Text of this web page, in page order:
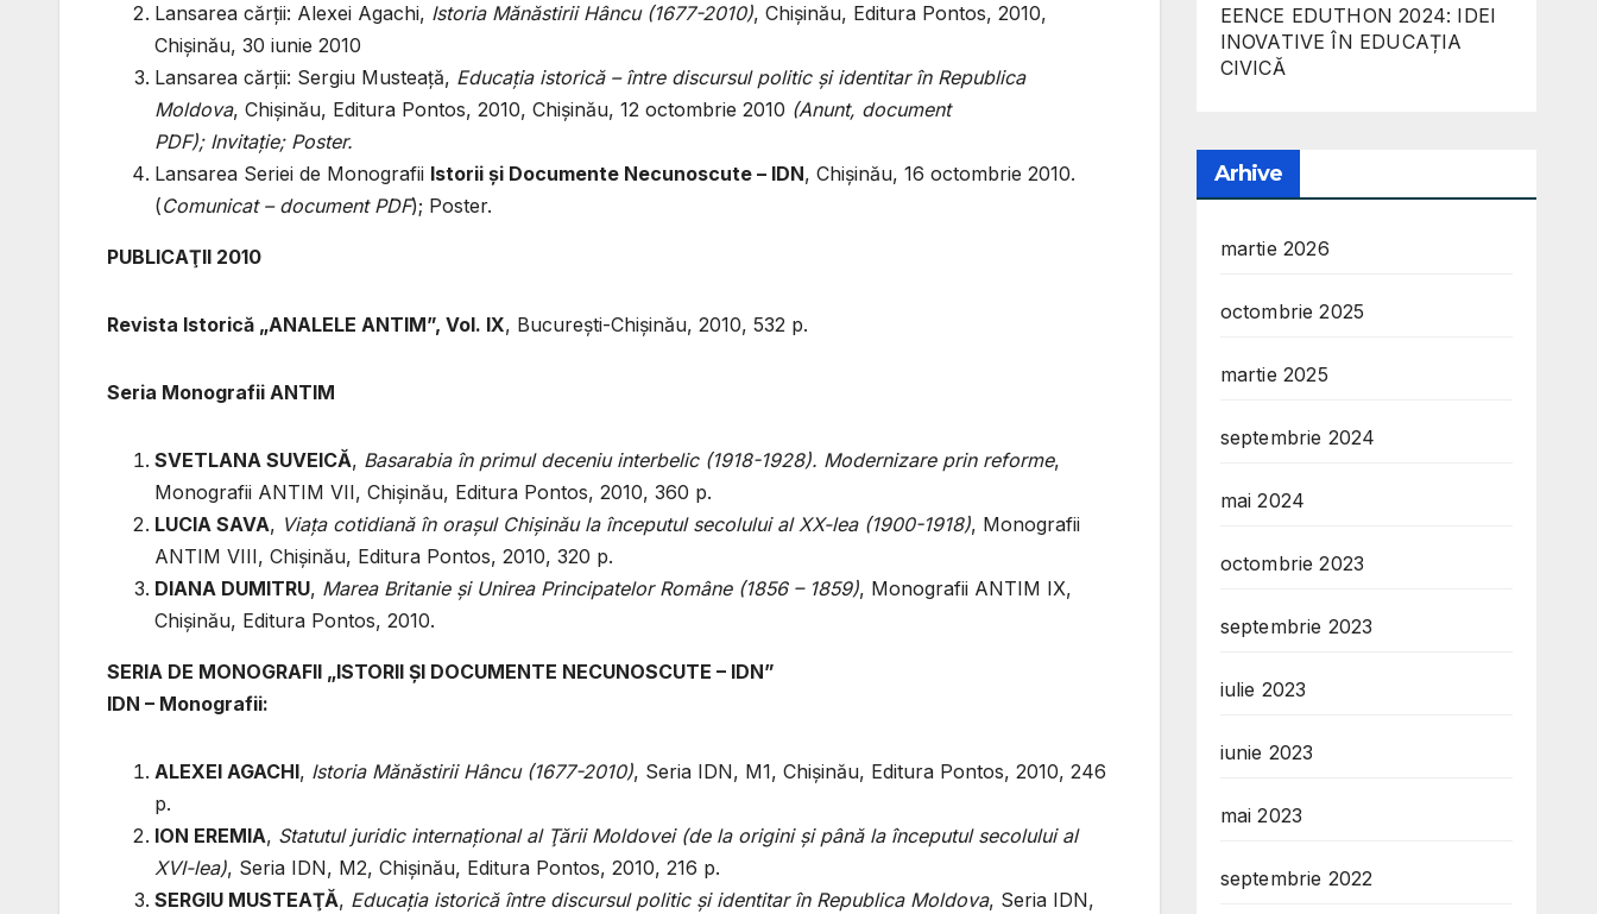
Lansarea cărţii: Alexei Agachi, Istoria Mănăstirii Hâncu (1677-2010), Chişinău, Editura Pontos, 2010,
Chişinău, 30 iunie 2010
Lansarea cărţii: Sergiu Musteaţă, Educaţia istorică – între discursul politic şi identitar în Republica
Moldova, Chişinău, Editura Pontos, 2010, Chişinău, 12 octombrie 2010 (Anunt, document
PDF); Invitaţie; Poster.
Lansarea Seriei de Monografii Istorii şi Documente Necunoscute – IDN, Chişinău, 16 octombrie 2010.
(Comunicat – document PDF); Poster.
PUBLICAŢII 2010
Revista Istorică „ANALELE ANTIM”, Vol. IX, Bucureşti-Chişinău, 2010, 532 p.
Seria Monografii ANTIM
SVETLANA SUVEICĂ, Basarabia în primul deceniu interbelic (1918-1928). Modernizare prin reforme,
Monografii ANTIM VII, Chişinău, Editura Pontos, 2010, 360 p.
LUCIA SAVA, Viaţa cotidiană în oraşul Chişinău la începutul secolului al XX-lea (1900-1918), Monografii
ANTIM VIII, Chişinău, Editura Pontos, 2010, 320 p.
DIANA DUMITRU, Marea Britanie şi Unirea Principatelor Române (1856 – 1859), Monografii ANTIM IX,
Chişinău, Editura Pontos, 2010.
SERIA DE MONOGRAFII „ISTORII ŞI DOCUMENTE NECUNOSCUTE – IDN”
IDN – Monografii:
ALEXEI AGACHI, Istoria Mănăstirii Hâncu (1677-2010), Seria IDN, M1, Chişinău, Editura Pontos, 2010, 246
p.
ION EREMIA, Statutul juridic internaţional al Ţării Moldovei (de la origini şi până la începutul secolului al
XVI-lea), Seria IDN, M2, Chişinău, Editura Pontos, 2010, 216 p.
SERGIU MUSTEAŢĂ, Educaţia istorică între discursul politic şi identitar în Republica Moldova, Seria IDN,
EENCE EDUTHON 2024: IDEI
INOVATIVE ÎN EDUCAȚIA
CIVICĂ
Arhive
martie 2026
octombrie 2025
martie 2025
septembrie 2024
mai 2024
octombrie 2023
septembrie 2023
iulie 2023
iunie 2023
mai 2023
septembrie 2022